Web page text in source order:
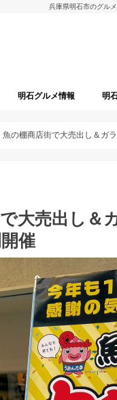
兵庫県明石市のグル
明石グルメ情報 明
魚の棚商店街で大売出し＆ガ
大売出し＆
催